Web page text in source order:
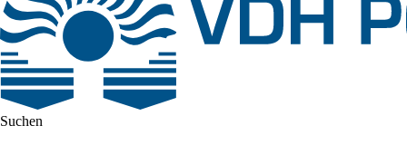
Suchen